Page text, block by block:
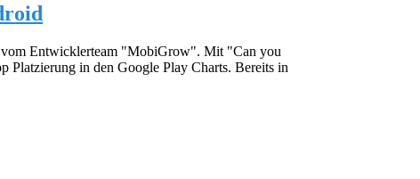
Entwicklerteam "MobiGrow". Mit "Can you
Platzierung in den Google Play Charts. Bereits in